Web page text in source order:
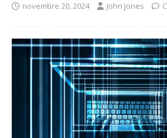
novembre 20, 2024 John Jones